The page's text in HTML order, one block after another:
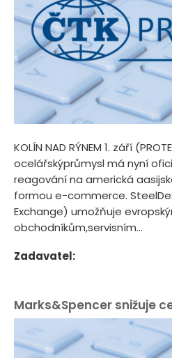
KOLÍN NAD RÝNEM 1. září
ocelářskýprůmysl má nyní
reagování na americká
formou e-commerce.
Exchange) umožňuje
obchodníkům,servisním...
Zadavatel:
Marks&Spencer snižuje